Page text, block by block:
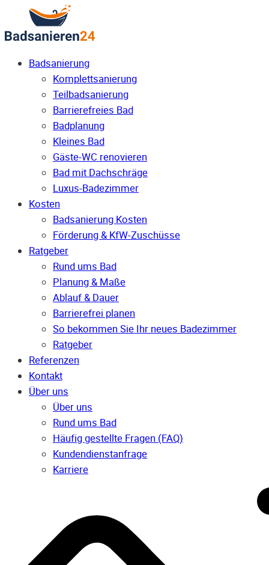
Badsanierung
Komplettsanierung
Teilbadsanierung
Barrierefreies Bad
Badplanung
Kleines Bad
Gäste-WC renovieren
Bad mit Dachschräge
Luxus-Badezimmer
Kosten
Badsanierung Kosten
Förderung & KfW-Zuschüsse
Ratgeber
Rund ums Bad
Planung & Maße
Ablauf & Dauer
Barrierefrei planen
So bekommen Sie Ihr neues Badezimmer
Ratgeber
Referenzen
Kontakt
Über uns
Über uns
Rund ums Bad
Häufig gestellte Fragen (FAQ)
Kunden­dienst­anfrage
Karriere